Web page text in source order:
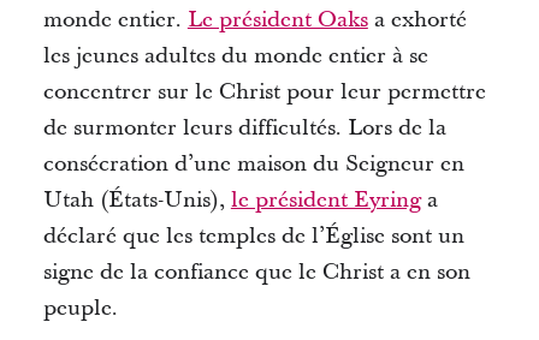
monde entier. Le président Oaks aexhorté
les jeunes adultes du monde entier à se
concentrer sur le Christ pour leur permettre
de surmonter leurs difficultés. Lors de la
consécration d’une maison du Seigneur en
Utah (États-Unis), le président Eyringa
déclaré que les temples de l’Église sont un
signe de la confiance que le Christ a en son
peuple.